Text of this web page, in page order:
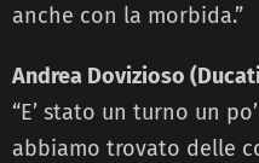
anche con la morbida.”
Andrea Dovizioso (Ducati
“E’ stato un turno un
abbiamo trovato delle